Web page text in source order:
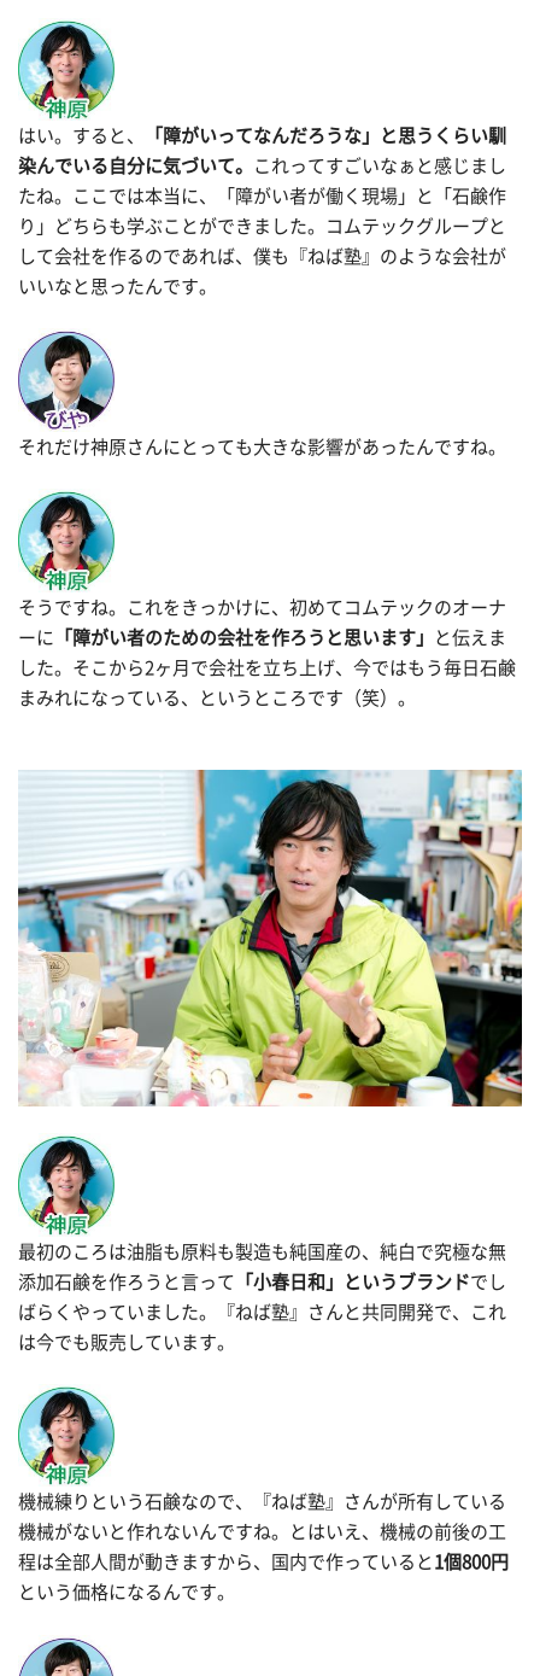
はい。すると、
「障がいってなんだろうな」と思うくらい馴
染んでいる自分に気づいて。
これってすごいなぁと感じまし
たね。ここでは本当に、「障がい者が働く現場」と「石鹸作
り」どちらも学ぶことができました。コムテックグループと
して会社を作るのであれば、僕も『ねば塾』のような会社が
いいなと思ったんです。
それだけ神原さんにとっても大きな影響があったんですね。
そうですね。これをきっかけに、初めてコムテックのオーナ
ーに
「障がい者のための会社を作ろうと思います」
と伝えま
した。そこから2ヶ月で会社を立ち上げ、今ではもう毎日石鹸
まみれになっている、というところです（笑）。
最初のころは油脂も原料も製造も純国産の、純白で究極な無
添加石鹸を作ろうと言って 「小春日和」というブランドでし
ばらくやっていました。『ねば塾』さんと共同開発で、これ
は今でも販売しています。
機械練りという石鹸なので、『ねば塾』さんが所有している
機械がないと作れないんですね。とはいえ、機械の前後の工
程は全部人間が動きますから、国内で作っていると 1個800円
という価格になるんです。